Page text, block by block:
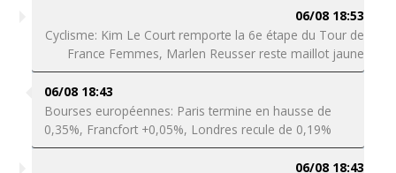
06/08 18:53
Cyclisme: Kim Le Court remporte la 6e étape du Tour de
France Femmes, Marlen Reusser reste maillot jaune
06/08 18:43
Bourses européennes: Paris termine en hausse de
0,35%, Francfort +0,05%, Londres recule de 0,19%
06/08 18:43